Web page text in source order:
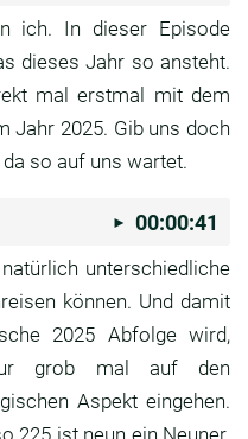
ich. In dieser Episode
dieses Jahr so ansteht.
mal erstmal mit dem
Jahr 2025. Gib uns doch
so auf uns wartet.
00:00:41
unterschiedliche
können. Und damit
2025 Abfolge wird,
grob mal auf den
Aspekt eingehen.